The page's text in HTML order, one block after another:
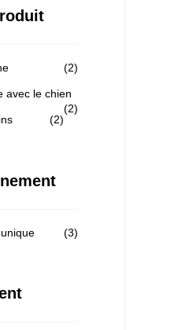
(2)
avec le chien
(2)
(2)
(3)